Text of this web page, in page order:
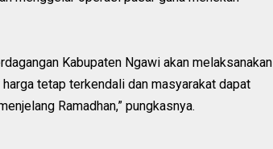
Kabupaten Ngawi akan melaksanakan
tetap terkendali dan masyarakat dapat
Ramadhan,” pungkasnya.